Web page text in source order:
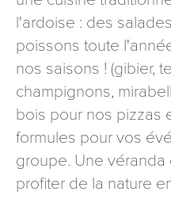
l'ardoise : des
poissons toute
nos saisons ! (gibier,
champignons,
bois pour nos pizzas
formules pour vos
groupe. Une
profiter de la nature
signé accompagné de la
esplanade Jacques-
cedex
reCAPTCHA